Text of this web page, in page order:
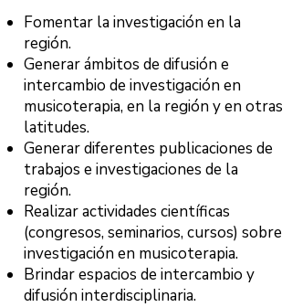
Fomentar la investigación en la
región.
Generar ámbitos de difusión e
intercambio de investigación en
musicoterapia, en la región y en otras
latitudes.
Generar diferentes publicaciones de
trabajos e investigaciones de la
región.
Realizar actividades científicas
(congresos, seminarios, cursos) sobre
investigación en musicoterapia.
Brindar espacios de intercambio y
difusión interdisciplinaria.